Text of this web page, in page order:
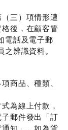
三）項情形遭
後，在顧客管
電話及電子郵
辨識資料。
商品、種類、
為線上付款，
郵件發出「訂